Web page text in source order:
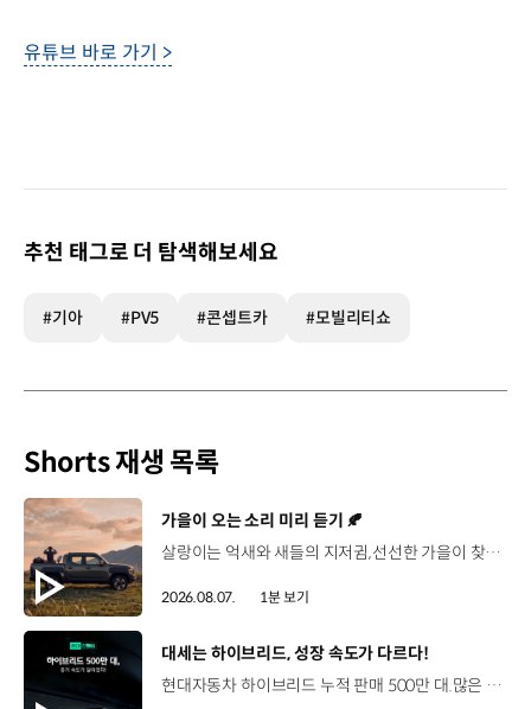
유튜브 바로 가기 >
추천 태그로 더 탐색해보세요
#기아 #PV5 #콘셉트카 #모빌리티쇼
Shorts 재생 목록
[동영상]
가을이 오는 소리 미리 듣기 🍂
살랑이는 억새와 새들의 지저귐,선선한 가을이 찾아오는 소리. 더 기아 타스만과 함께 계절을 만나보세요. 🎧 *본 영상은 AI를 활용해 제작했습니다. #기아 #더기아타스만 #타스만 #가을 #입추 #Tasman #ASMR
2026.08.07. 1분 보기
[동영상]
대세는 하이브리드, 성장 속도가 다르다!
현대자동차 하이브리드 누적 판매 500만 대.많은 운전자들이 선택한 이유는 무엇일까요? 현대진행형 팟캐스트 EP.21에서 확인하세요.📻 #현대자동차그룹 #현대진행형 #모빌리티팟캐스트 #하이브리드 #연료 #미래모빌리티 #모빌리티